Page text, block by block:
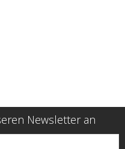
Newsletter an